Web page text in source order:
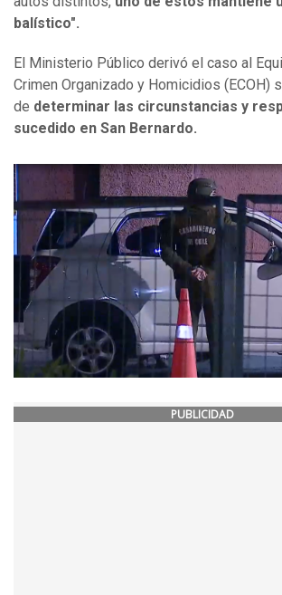
balístico".
El Ministerio Público derivó el caso al
Crimen Organizado y Homicidios (ECOH)
de determinar las circunstancias y
sucedido en San Bernardo.
PUBLICIDAD